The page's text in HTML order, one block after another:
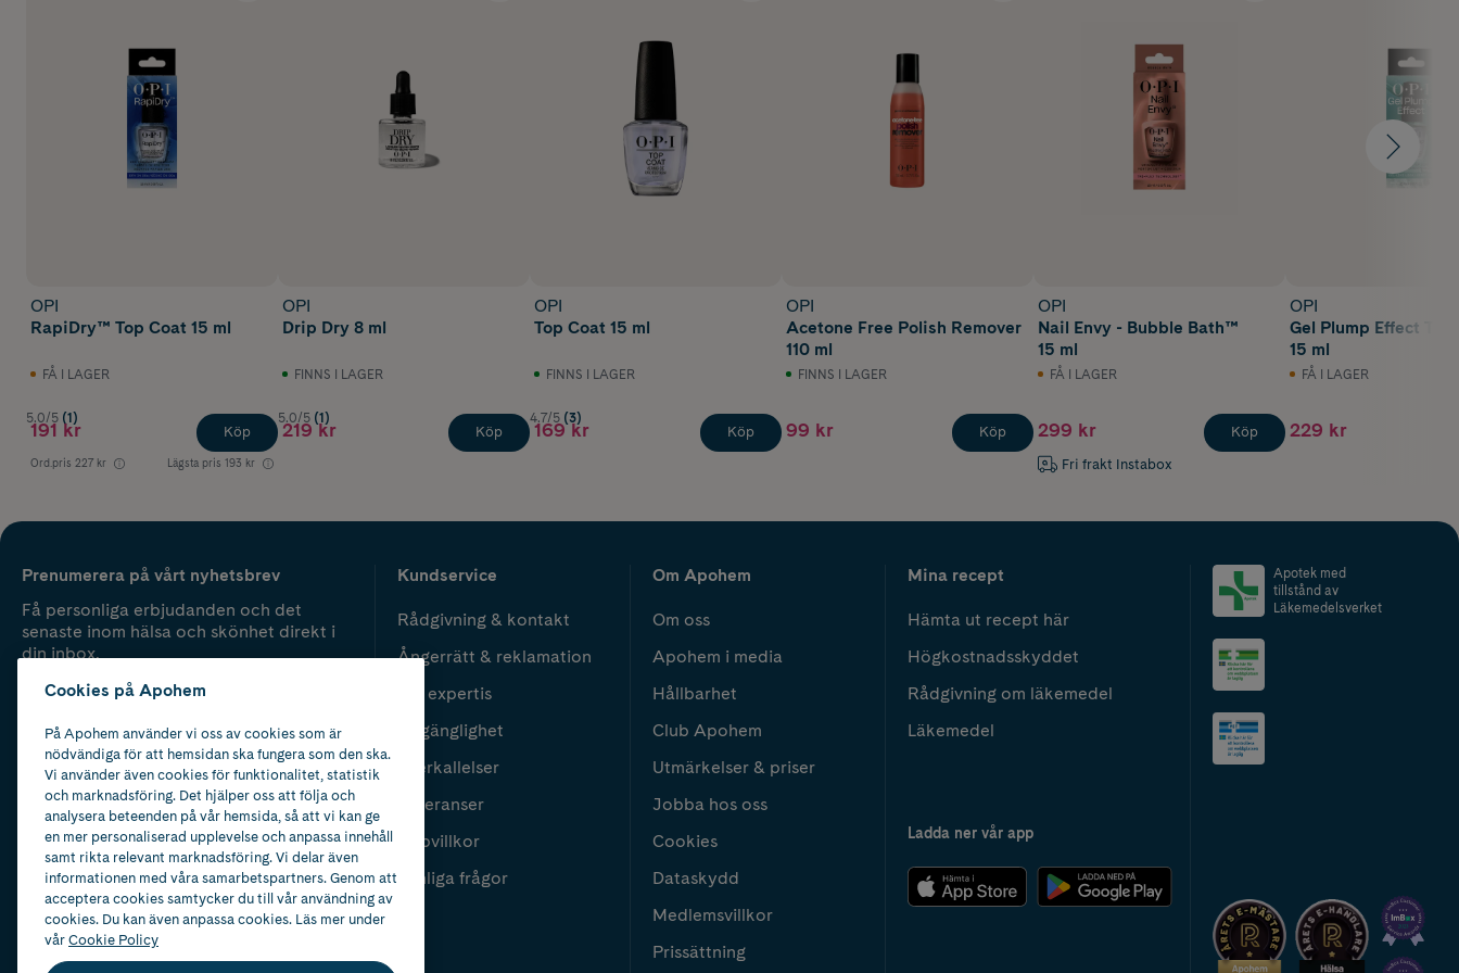
OPI
RapiDry™ Top Coat 15 ml
FÅ I LAGER
5.0/5 (1)
191 kr
Ord.pris 227 kr Lägsta pris 193 kr
Köp
OPI
Drip Dry 8 ml
FINNS I LAGER
5.0/5 (1)
219 kr Köp
OPI
Top Coat 15 ml
FINNS I LAGER
4.7/5 (3)
169 kr Köp
OPI
Acetone Free Polish Remover
110 ml
FINNS I LAGER
99 kr Köp
OPI
Nail Envy - Bubble Bath™
15 ml
FÅ I LAGER
299 kr
Fri frakt Instabox
Köp
OPI
Gel Plump Effect Top
15 ml
FÅ I LAGER
229 kr
Prenumerera på vårt nyhetsbrev
Få personliga erbjudanden och det
senaste inom hälsa och skönhet direkt i
din inbox.
Kundservice
Rådgivning & kontakt
Ångerrätt & reklamation
Vår expertis
Tillgänglighet
Återkallelser
Leveranser
Köpvillkor
Vanliga frågor
Om Apohem
Om oss
Apohem i media
Hållbarhet
Club Apohem
Utmärkelser & priser
Jobba hos oss
Cookies
Dataskydd
Medlemsvillkor
Prissättning
Mina recept
Hämta ut recept här
Högkostnadsskyddet
Rådgivning om läkemedel
Läkemedel
Ladda ner vår app
Apotek med
tillstånd av
Läkemedelsverket
Cookies på Apohem
På Apohem använder vi oss av cookies som är
nödvändiga för att hemsidan ska fungera som den ska.
Vi använder även cookies för funktionalitet, statistik
och marknadsföring. Det hjälper oss att följa och
analysera beteenden på vår hemsida, så att vi kan ge
en mer personaliserad upplevelse och anpassa innehåll
samt rikta relevant marknadsföring. Vi delar även
informationen med våra samarbetspartners. Genom att
acceptera cookies samtycker du till vår användning av
cookies. Du kan även anpassa cookies. Läs mer under
vårCookie Policy